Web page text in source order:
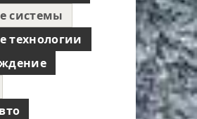
системы
технологии